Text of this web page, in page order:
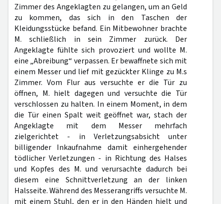
Zimmer des Angeklagten zu gelangen, um an Geld
zu kommen, das sich in den Taschen der
Kleidungsstücke befand. Ein Mitbewohner brachte
M. schließlich in sein Zimmer zurück. Der
Angeklagte fühlte sich provoziert und wollte M.
eine „Abreibung“ verpassen. Er bewaffnete sich mit
einem Messer und lief mit gezückter Klinge zu M.s
Zimmer. Vom Flur aus versuchte er die Tür zu
öffnen, M. hielt dagegen und versuchte die Tür
verschlossen zu halten. In einem Moment, in dem
die Tür einen Spalt weit geöffnet war, stach der
Angeklagte mit dem Messer mehrfach
zielgerichtet - in Verletzungsabsicht unter
billigender Inkaufnahme damit einhergehender
tödlicher Verletzungen - in Richtung des Halses
und Kopfes des M. und verursachte dadurch bei
diesem eine Schnittverletzung an der linken
Halsseite. Während des Messerangriffs versuchte M.
mit einem Stuhl, den er in den Händen hielt und